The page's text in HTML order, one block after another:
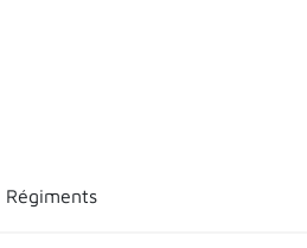
Régiments